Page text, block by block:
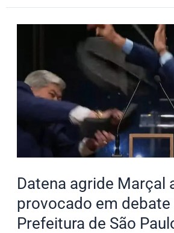
Datena agride Marçal
provocado em debate
Prefeitura de São
Marçal
após
ser
provocado
debate
Prefeitura
de
São